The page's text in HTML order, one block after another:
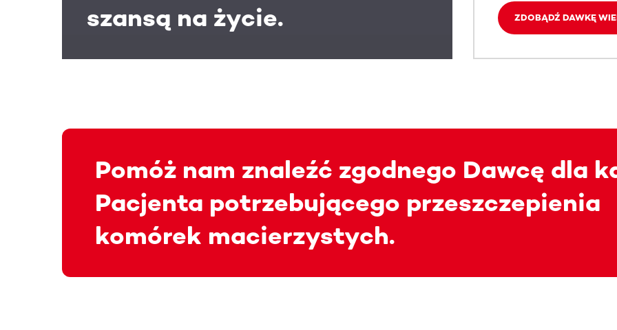
szansą na życie.
ZDOBĄDŹ DAWKĘ
Pomóż nam znaleźć zgodnego Dawcę dla
Pacjenta potrzebującego przeszczepienia
komórek macierzystych.